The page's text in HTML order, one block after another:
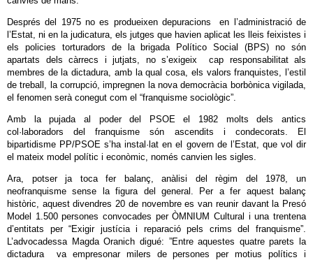
Després del 1975 no es produeixen depuracions en l’administració de
l’Estat, ni en la judicatura, els jutges que havien aplicat les lleis feixistes i
els policies torturadors de la brigada Político Social (BPS) no són
apartats dels càrrecs i jutjats, no s’exigeix cap responsabilitat als
membres de la dictadura, amb la qual cosa, els valors franquistes, l’estil
de treball, la corrupció, impregnen la nova democràcia borbònica vigilada,
el fenomen serà conegut com el “franquisme sociològic”.
Amb la pujada al poder del PSOE el 1982 molts dels antics
col·laboradors del franquisme són ascendits i condecorats. El
bipartidisme PP/PSOE s’ha instal·lat en el govern de l’Estat, que vol dir
el mateix model polític i econòmic, només canvien les sigles.
Ara, potser ja toca fer balanç, anàlisi del règim del 1978, un
neofranquisme sense la figura del general. Per a fer aquest balanç
històric, aquest divendres 20 de novembre es van reunir davant la Presó
Model 1.500 persones convocades per ÒMNIUM Cultural i una trentena
d’entitats per “Exigir justícia i reparació pels crims del franquisme”.
L’advocadessa Magda Oranich digué: ”Entre aquestes quatre parets la
dictadura va empresonar milers de persones per motius polítics i